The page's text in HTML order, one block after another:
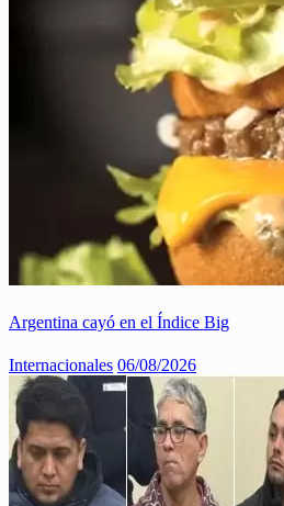
Argentina cayó en el Índice Big
Internacionales 06/08/2026